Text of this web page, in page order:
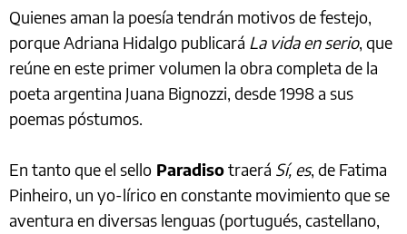
Quienes aman la poesía tendrán motivos de festejo,
porque Adriana Hidalgo publicará La vida en serio, que
reúne en este primer volumen la obra completa de la
poeta argentina Juana Bignozzi, desde 1998 a sus
poemas póstumos.
En tanto que el sello Paradisotraerá Sí, es, de Fatima
Pinheiro, un yo-lírico en constante movimiento que se
aventura en diversas lenguas (portugués, castellano,